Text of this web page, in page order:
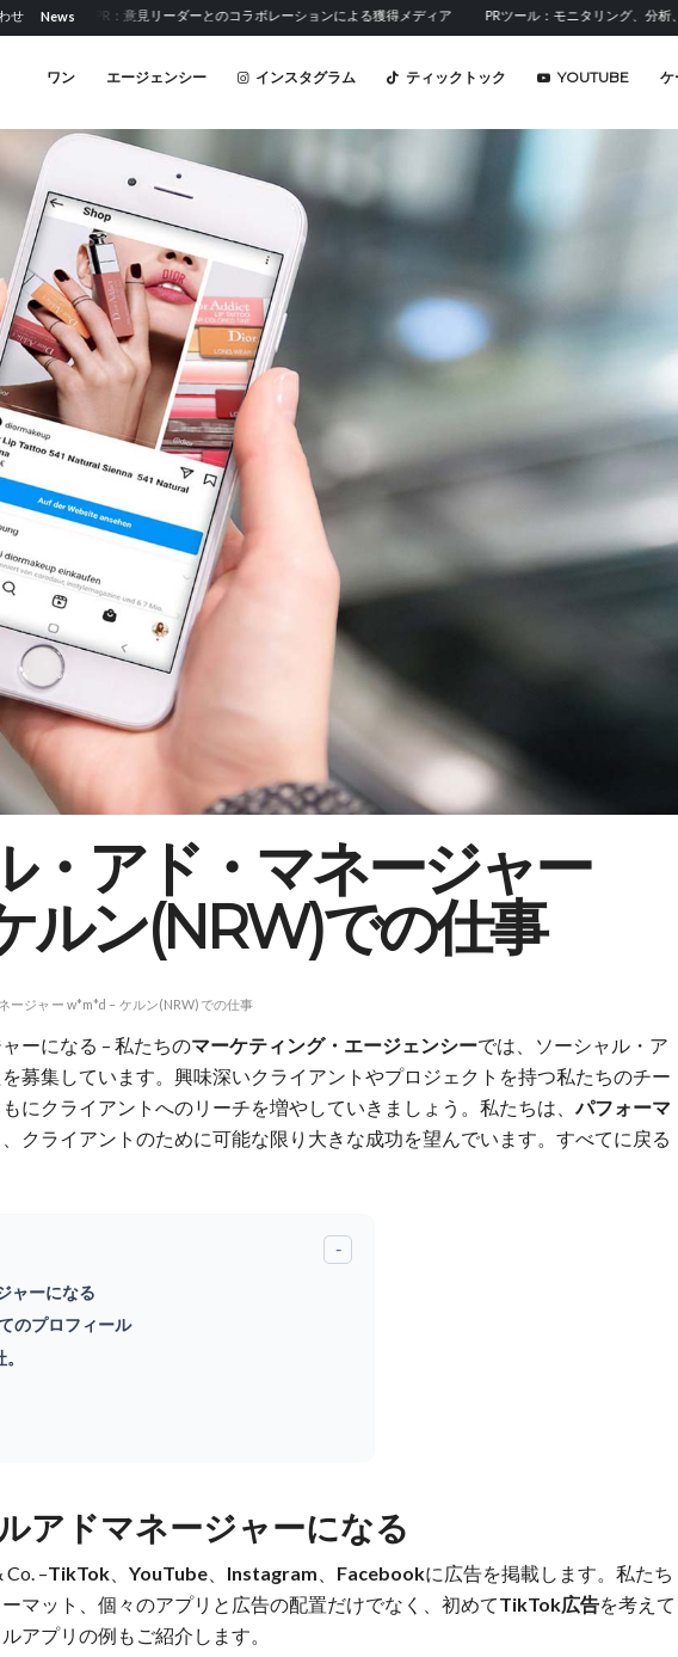
せ News
：意見リーダーとのコラボレーションによる獲得メディア PRツール：モニタリング、分析、広報活動のた
ワン エージェンシー インスタグラム ティックトック YOUTUBE ケ
・アド・マネージャー
ルン(NRW)での仕事
ージャー w*m*d – ケルン(NRW)での仕事
ーになる – 私たちのマーケティング・エージェンシーでは、ソーシャル・ア
募集しています。興味深いクライアントやプロジェクトを持つ私たちのチー
にクライアントへのリーチを増やしていきましょう。私たちは、パフォーマ
クライアントのために可能な限り大きな成功を望んでいます。すべてに戻る
-
ャーになる
のプロフィール
アドマネージャーになる
–TikTok YouTube Instagram Facebookに広告を掲載します。私たち
ーマット、個々のアプリと広告の配置だけでなく、初めてTikTok広告を考えて
アプリの例もご紹介します。